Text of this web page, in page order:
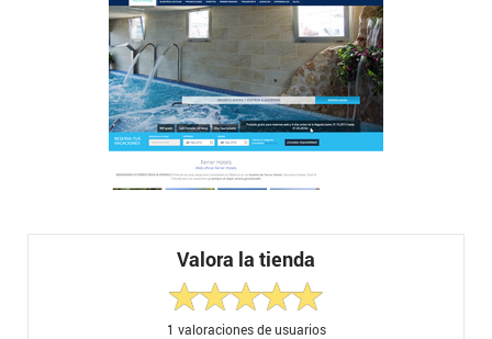
Valora la tienda
1 valoraciones de usuarios